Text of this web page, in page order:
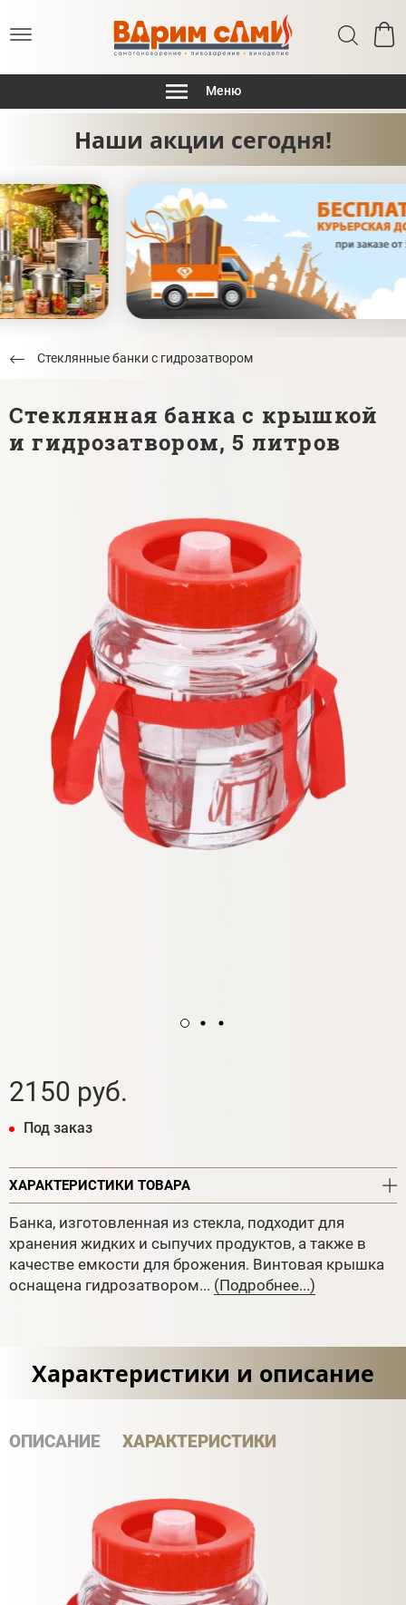
Меню
Наши акции сегодня!
Стеклянные банки с гидрозатвором
Стеклянная банка с крышкой
и гидрозатвором, 5 литров
2150 руб.
Под заказ
ХАРАКТЕРИСТИКИ ТОВАРА
Банка, изготовленная из стекла, подходит для
хранения жидких и сыпучих продуктов, а также в
качестве емкости для брожения. Винтовая крышка
оснащена гидрозатвором... (Подробнее...)
Характеристики и описание
ОПИСАНИЕ ХАРАКТЕРИСТИКИ